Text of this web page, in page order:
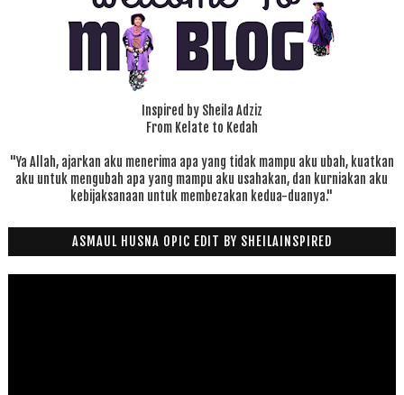
Inspired by Sheila Adziz
From Kelate to Kedah
"Ya Allah, ajarkan aku menerima apa yang tidak mampu aku ubah, kuatkan
aku untuk mengubah apa yang mampu aku usahakan, dan kurniakan aku
kebijaksanaan untuk membezakan kedua-duanya."
ASMAUL HUSNA OPIC EDIT BY SHEILAINSPIRED